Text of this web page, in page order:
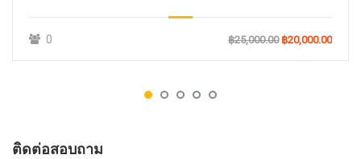
0 ฿25,000.00฿20,000.00
ติดต่อสอบถาม